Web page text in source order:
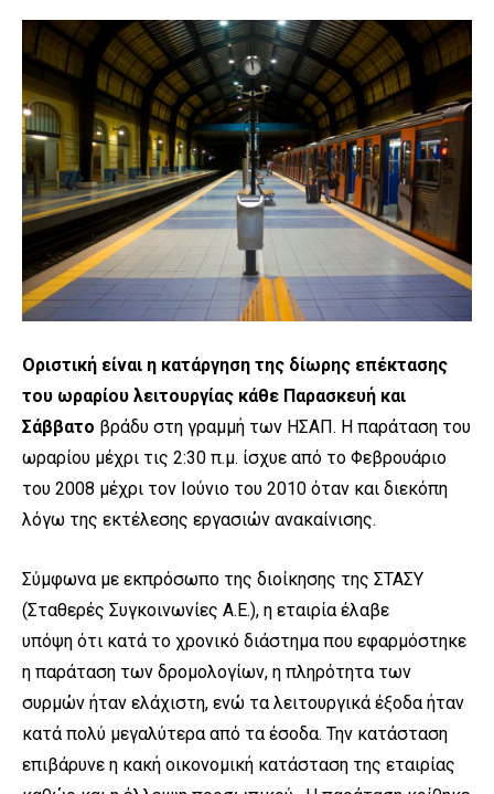
Οριστική είναι η κατάργηση της δίωρης επέκτασης
του ωραρίου λειτουργίας κάθε Παρασκευή και
Σάββατο βράδυ στη γραμμή των ΗΣΑΠ. Η παράταση του
ωραρίου μέχρι τις 2:30 π.μ. ίσχυε από το Φεβρουάριο
του 2008 μέχρι τον Ιούνιο του 2010 όταν και διεκόπη
λόγω της εκτέλεσης εργασιών ανακαίνισης.
Σύμφωνα με εκπρόσωπο της διοίκησης της ΣΤΑΣΥ
(Σταθερές Συγκοινωνίες Α.Ε.), η εταιρία έλαβε
υπόψη ότι κατά το χρονικό διάστημα που εφαρμόστηκε
η παράταση των δρομολογίων, η πληρότητα των
συρμών ήταν ελάχιστη, ενώ τα λειτουργικά έξοδα ήταν
κατά πολύ μεγαλύτερα από τα έσοδα. Την κατάσταση
επιβάρυνε η κακή οικονομική κατάσταση της εταιρίας